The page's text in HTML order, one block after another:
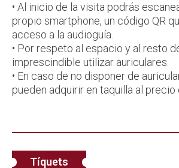
• Al inicio de la visita podrás
propio smartphone, un código QR
acceso a la audioguía.
• Por respeto al espacio y al resto
imprescindible utilizar auriculares.
• En caso de no disponer de
pueden adquirir en taquilla al precio
Tíquets